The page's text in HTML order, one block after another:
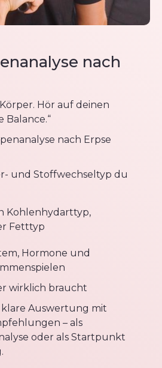
nach
Hör auf deinen
Balance.“
nach Erpse
und Stoffwechseltyp du
Kohlenhydarttyp,
Fetttyp
Hormone und
wirklich braucht
Auswertung mit
– als
oder als Startpunkt